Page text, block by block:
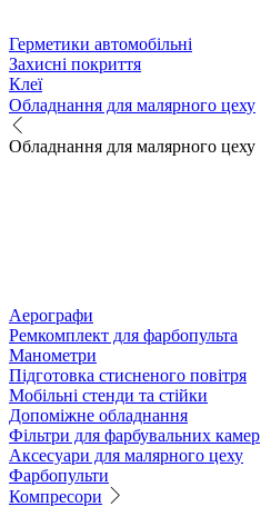
Герметики автомобільні
Захисні покриття
Клеї
Обладнання для малярного цеху
Обладнання для малярного цеху
Аерографи
Ремкомплект для фарбопульта
Манометри
Підготовка стисненого повітря
Мобільні стенди та стійки
Допоміжне обладнання
Фільтри для фарбувальних камер
Аксесуари для малярного цеху
Фарбопульти
Компресори